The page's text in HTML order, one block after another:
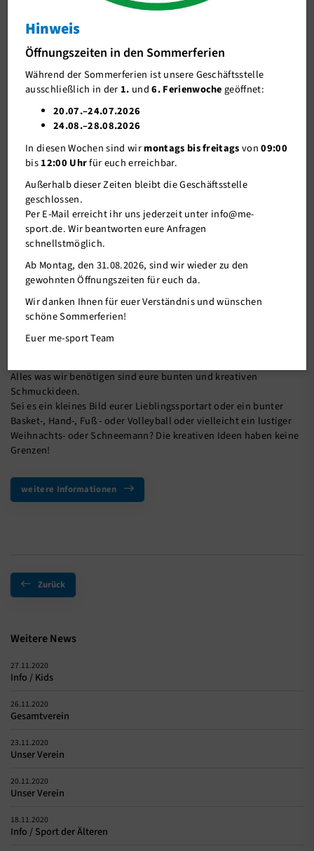
Info / Kids
me-sport
Weihnachtsbaum
18.11.2020
Wir möchten einen me-sport
Alles was wir benötigen sind eure bunten und kreativen
Schmuckideen.
Sei es ein kleines Bild eurer Lieblingssportart oder ein bunter
Basket-, Hand-, Fuß - oder Volleyball oder vielleicht ein lustiger
Weihnachts- oder Schneemann? Die kreativen Ideen haben keine
Grenzen!
weitere Informationen
Zurück
Weitere News
27.11.2020
Info / Kids
26.11.2020
Gesamtverein
23.11.2020
Unser Verein
20.11.2020
Unser Verein
18.11.2020
Info / Sport der Älteren
J-Team
Stellenangebote
Förderverein me-sport e.V.
Mitgliederservice
Verantwortung
Hinweis
Öffnungszeiten in den Sommerferien
Während der Sommerferien ist unsere Geschäftsstelle
ausschließlich in der 1. und6. Ferienwochegeöffnet:
20.07.–24.07.2026
24.08.–28.08.2026
In diesen Wochen sind wirmontags bis freitagsvon09:00
bis12:00 Uhrfür euch erreichbar.
Außerhalb dieser Zeiten bleibt die Geschäftsstelle
geschlossen.
Per E-Mail erreicht ihr uns jederzeit unter info@me-
sport.de. Wir beantworten eure Anfragen
schnellstmöglich.
Ab Montag, den 31.08.2026, sind wir wieder zu den
gewohnten Öffnungszeiten für euch da.
Wir danken Ihnen für euer Verständnis und wünschen
schöne Sommerferien!
Euer me-sport Team